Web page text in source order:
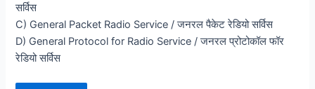
सर्विस
C) General Packet Radio Service / जनरल पैकेट रेडियो सर्विस
D) General Protocol for Radio Service / जनरल प्रोटोकॉल फॉर
रेडियो सर्विस